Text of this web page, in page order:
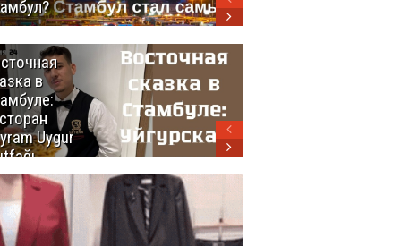
в
Uygur